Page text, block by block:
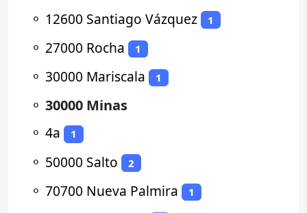
⚬ 12600 Santiago Vázquez 1
⚬ 27000 Rocha 1
⚬ 30000 Mariscala 1
⚬ 30000 Minas
⚬ 4a 1
⚬ 50000 Salto 2
⚬ 70700 Nueva Palmira 1